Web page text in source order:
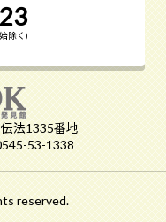
除く)
法1335番地
53-1338
reserved.